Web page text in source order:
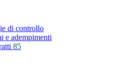
di controllo
e adempimenti
85